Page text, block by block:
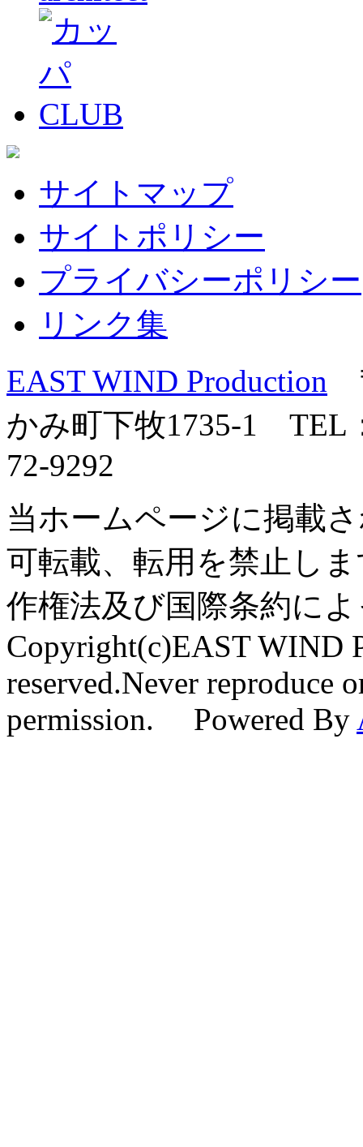
サイトマップ
サイトポリシー
プライバシーポリシー
リンク集
EAST WIND Production
かみ町下牧1735-1 TEL
72-9292
当ホームページに掲載
可転載、転用を禁止し
作権法及び国際条約に
Copyright(c)EAST WIND
reserved.Never reproduce
permission. Powered By